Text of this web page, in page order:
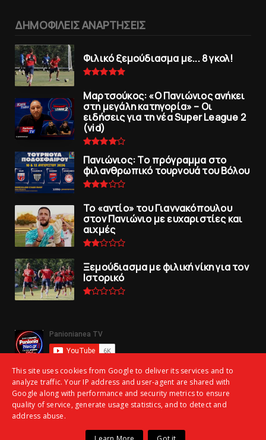
ΔΗΜΟΦΙΛΕΙΣ ΑΝΑΡΤΗΣΕΙΣ
Φιλικό ξεμούδιασμα με... 8 γκολ!
Μαρτσούκος: «Ο Πανιώνιος ανήκει
στη μεγάλη κατηγορία» – Οι
ειδήσεις για τη νέα Super League 2
(vid)
Πανιώνιoς: Tο πρόγραμμα στο
φιλανθρωπικό τουρνουά του Bόλου
To «αντίο» του Γιαννακόπουλου
στον Πανιώνιο με ευχαριστίες και
αιχμές
Ξεμούδιασμα με φιλική νίκη για τoν
Iστορικό
This site uses cookies from Google to deliver its services and to
analyze traffic. Your IP address and user-agent are shared with
Google along with performance and security metrics to ensure
quality of service, generate usage statistics, and to detect and
address abuse.